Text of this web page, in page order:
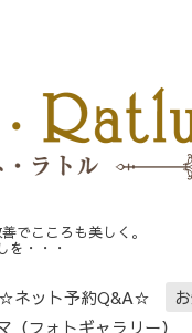
でこころも美しく。
を・・・
☆ネット予約Q&A☆
フォトギャラリー）